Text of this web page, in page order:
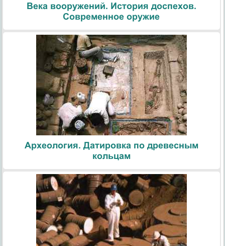
Века вооружений. История доспехов.
Современное оружие
Археология. Датировка по древесным
кольцам